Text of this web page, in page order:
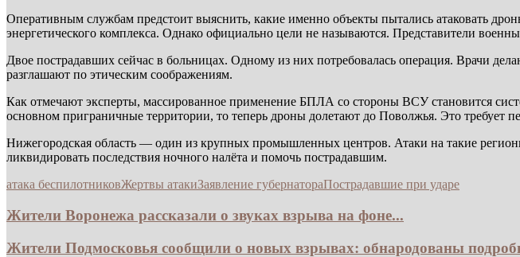
Оперативным службам предстоит выяснить, какие именно объекты пытались атаковать
энергетического комплекса. Однако официально цели не называются. Представители
Двое пострадавших сейчас в больницах. Одному из них потребовалась операция. Врачи
разглашают по этическим соображениям.
Как отмечают эксперты, массированное применение БПЛА со стороны ВСУ становится
основном приграничные территории, то теперь дроны долетают до Поволжья. Это требует
Нижегородская область — один из крупных промышленных центров. Атаки на такие
ликвидировать последствия ночного налёта и помочь пострадавшим.
атака беспилотниковЖертвы атакиЗаявление губернатораПострадавшие при ударе
Жители Воронежа рассказали о звуках взрыва на фоне...
Жители Подмосковья сообщили о новых взрывах: обнародованы